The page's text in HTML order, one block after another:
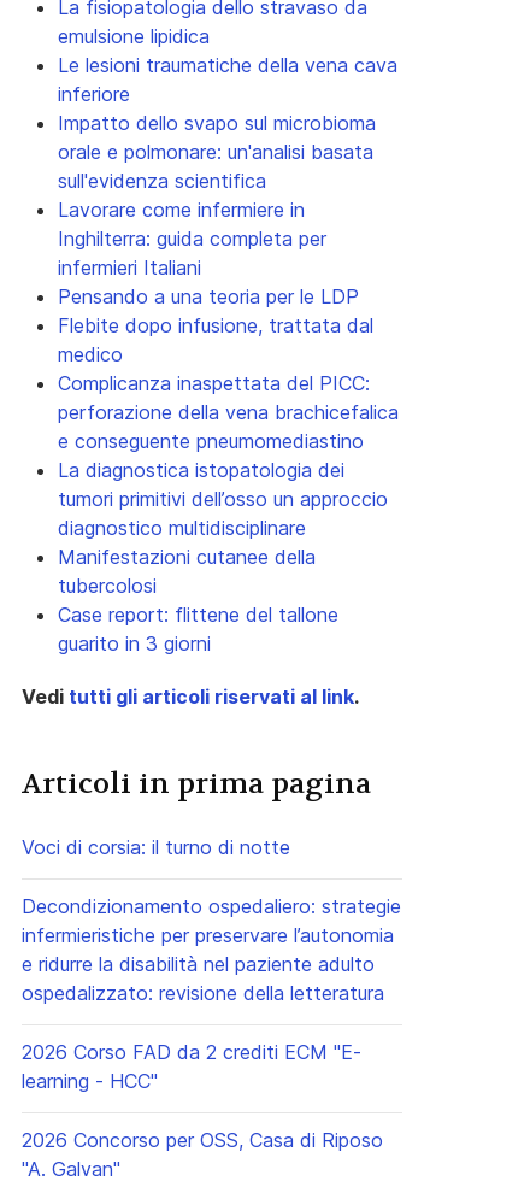
La fisiopatologia dello stravaso da
emulsione lipidica
Le lesioni traumatiche della vena cava
inferiore
Impatto dello svapo sul microbioma
orale e polmonare: un'analisi basata
sull'evidenza scientifica
Lavorare come infermiere in
Inghilterra: guida completa per
infermieri Italiani
Pensando a una teoria per le LDP
Flebite dopo infusione, trattata dal
medico
Complicanza inaspettata del PICC:
perforazione della vena brachicefalica
e conseguente pneumomediastino
La diagnostica istopatologia dei
tumori primitivi dell’osso un approccio
diagnostico multidisciplinare
Manifestazioni cutanee della
tubercolosi
Case report: flittene del tallone
guarito in 3 giorni
Vedi tutti gli articoli riservati al link.
Articoli in prima pagina
Voci di corsia: il turno di notte
Decondizionamento ospedaliero: strategie
infermieristiche per preservare l’autonomia
e ridurre la disabilità nel paziente adulto
ospedalizzato: revisione della letteratura
2026 Corso FAD da 2 crediti ECM "E-
learning - HCC"
2026 Concorso per OSS, Casa di Riposo
"A. Galvan"